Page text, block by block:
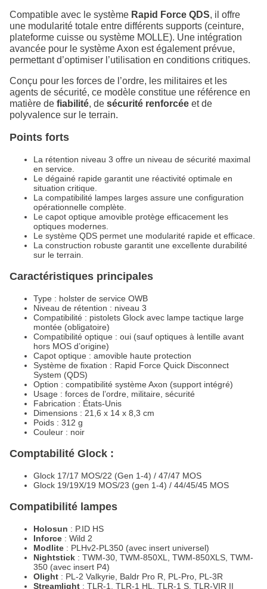
Compatible avec le système Rapid Force QDS, il offre
une modularité totale entre différents supports (ceinture,
plateforme cuisse ou système MOLLE). Une intégration
avancée pour le système Axon est également prévue,
permettant d’optimiser l’utilisation en conditions critiques.
Conçu pour les forces de l’ordre, les militaires et les
agents de sécurité, ce modèle constitue une référence en
matière de fiabilité, de sécurité renforcée et de
polyvalence sur le terrain.
Points forts
La rétention niveau 3 offre un niveau de sécurité maximal
en service.
Le dégainé rapide garantit une réactivité optimale en
situation critique.
La compatibilité lampes larges assure une configuration
opérationnelle complète.
Le capot optique amovible protège efficacement les
optiques modernes.
Le système QDS permet une modularité rapide et efficace.
La construction robuste garantit une excellente durabilité
sur le terrain.
Caractéristiques principales
Type : holster de service OWB
Niveau de rétention : niveau 3
Compatibilité : pistolets Glock avec lampe tactique large
montée (obligatoire)
Compatibilité optique : oui (sauf optiques à lentille avant
hors MOS d’origine)
Capot optique : amovible haute protection
Système de fixation : Rapid Force Quick Disconnect
System (QDS)
Option : compatibilité système Axon (support intégré)
Usage : forces de l’ordre, militaire, sécurité
Fabrication : États-Unis
Dimensions : 21,6 x 14 x 8,3 cm
Poids : 312 g
Couleur : noir
Comptabilité Glock :
Glock 17/17 MOS/22 (Gen 1-4) / 47/47 MOS
Glock 19/19X/19 MOS/23 (gen 1-4) / 44/45/45 MOS
Compatibilité lampes
Holosun : P.ID HS
Inforce : Wild 2
Modlite : PLHv2-PL350 (avec insert universel)
Nightstick : TWM-30, TWM-850XL, TWM-850XLS, TWM-
350 (avec insert P4)
Olight : PL-2 Valkyrie, Baldr Pro R, PL-Pro, PL-3R
Streamlight : TLR-1, TLR-1 HL, TLR-1 S, TLR-VIR II